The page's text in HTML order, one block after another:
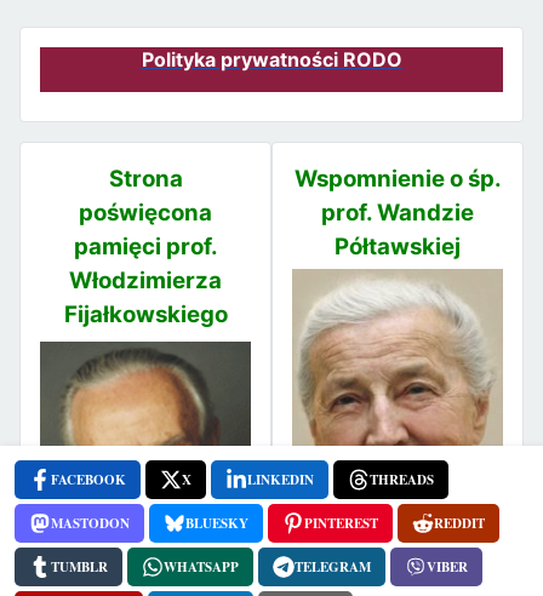
FACEBOOK X LINKEDIN THREADS
MASTODON BLUESKY PINTEREST REDDIT
TUMBLR WHATSAPP TELEGRAM VIBER
Polityka prywatności RODO
Strona
poświęcona
pamięci prof.
Włodzimierza
Fijałkowskiego
Wspomnienie o śp.
prof. Wandzie
Półtawskiej